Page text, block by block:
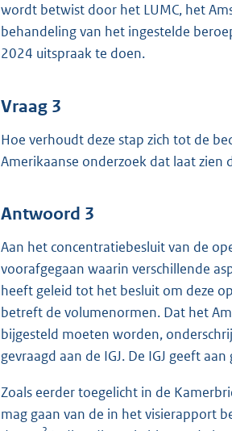
wordt betwist door het LUMC, het
behandeling van het ingestelde
2024 uitspraak te doen.
Vraag 3
Hoe verhoudt deze stap zich tot de
Amerikaanse onderzoek dat laat
Antwoord 3
Aan het concentratiebesluit van de
voorafgegaan waarin verschillende
heeft geleid tot het besluit om deze
betreft de volumenormen. Dat het
bijgesteld moeten worden,
gevraagd aan de IGJ. De IGJ geeft
Zoals eerder toegelicht in de
mag gaan van de in het visierapport